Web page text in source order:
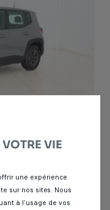
VIE
une expérience
sur nos sites. Nous
à l’usage de vos